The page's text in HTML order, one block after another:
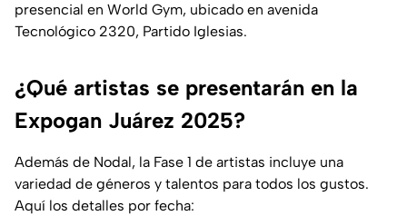
presencial en World Gym, ubicado en avenida
Tecnológico 2320, Partido Iglesias.
¿Qué artistas se presentarán en la
Expogan Juárez 2025?
Además de Nodal, la Fase 1 de artistas incluye una
variedad de géneros y talentos para todos los gustos.
Aquí los detalles por fecha: